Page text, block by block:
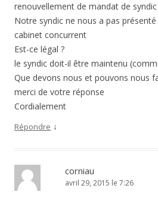
renouvellement de mandat de
Notre syndic ne nous a pas
cabinet concurrent
Est-ce légal ?
le syndic doit-il être maintenu
Que devons nous et pouvons nous
merci de votre réponse
Cordialement
Répondre ↓
corniau
avril 29, 2015 le 7:26